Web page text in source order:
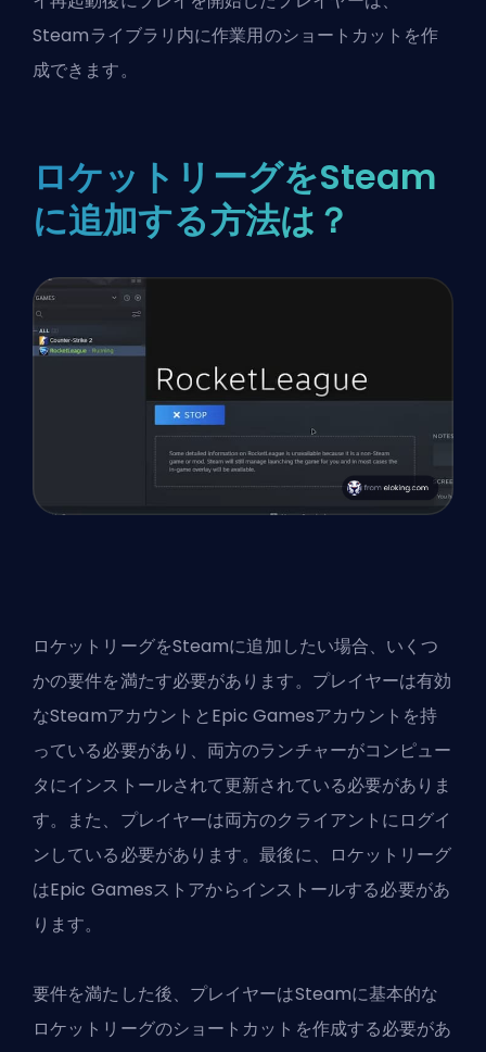
Steamライブラリ内に作業用のショートカットを作
成できます。
ロケットリーグをSteam
に追加する方法は？
ロケットリーグをSteamに追加したい場合、いくつ
かの要件を満たす必要があります。プレイヤーは有効
なSteamアカウントとEpic Gamesアカウントを持
っている必要があり、両方のランチャーがコンピュー
タにインストールされて更新されている必要がありま
す。また、プレイヤーは両方のクライアントにログイ
ンしている必要があります。最後に、ロケットリーグ
はEpic Gamesストアからインストールする必要があ
ります。
要件を満たした後、プレイヤーはSteamに基本的な
ロケットリーグのショートカットを作成する必要があ